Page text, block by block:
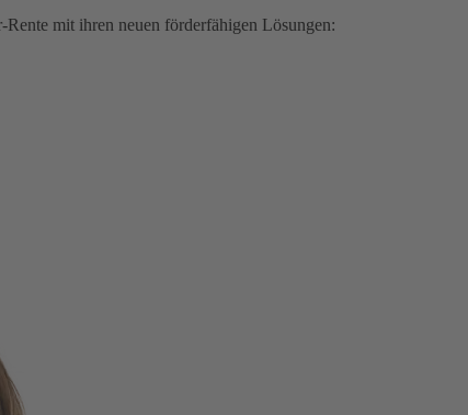
mit ihren neuen förderfähigen Lösungen: